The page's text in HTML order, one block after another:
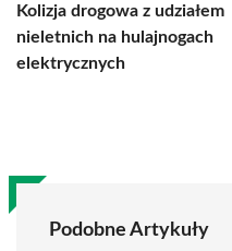
Kolizja drogowa z udziałem
nieletnich na hulajnogach
elektrycznych
Podobne Artykuły